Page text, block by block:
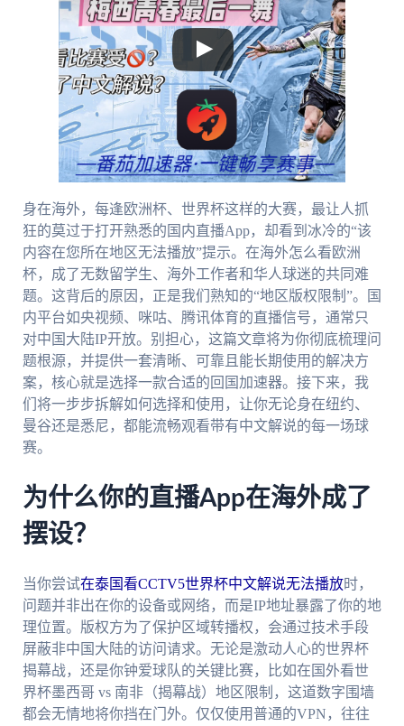
身在海外，每逢欧洲杯、世界杯这样的大赛，最让人抓
狂的莫过于打开熟悉的国内直播App，却看到冰冷的“该
内容在您所在地区无法播放”提示。在海外怎么看欧洲
杯，成了无数留学生、海外工作者和华人球迷的共同难
题。这背后的原因，正是我们熟知的“地区版权限制”。国
内平台如央视频、咪咕、腾讯体育的直播信号，通常只
对中国大陆IP开放。别担心，这篇文章将为你彻底梳理问
题根源，并提供一套清晰、可靠且能长期使用的解决方
案，核心就是选择一款合适的回国加速器。接下来，我
们将一步步拆解如何选择和使用，让你无论身在纽约、
曼谷还是悉尼，都能流畅观看带有中文解说的每一场球
赛。
为什么你的直播App在海外成了
摆设？
当你尝试在泰国看CCTV5世界杯中文解说无法播放时，
问题并非出在你的设备或网络，而是IP地址暴露了你的地
理位置。版权方为了保护区域转播权，会通过技术手段
屏蔽非中国大陆的访问请求。无论是激动人心的世界杯
揭幕战，还是你钟爱球队的关键比赛，比如在国外看世
界杯墨西哥 vs 南非（揭幕战）地区限制，这道数字围墙
都会无情地将你挡在门外。仅仅使用普通的VPN，往往